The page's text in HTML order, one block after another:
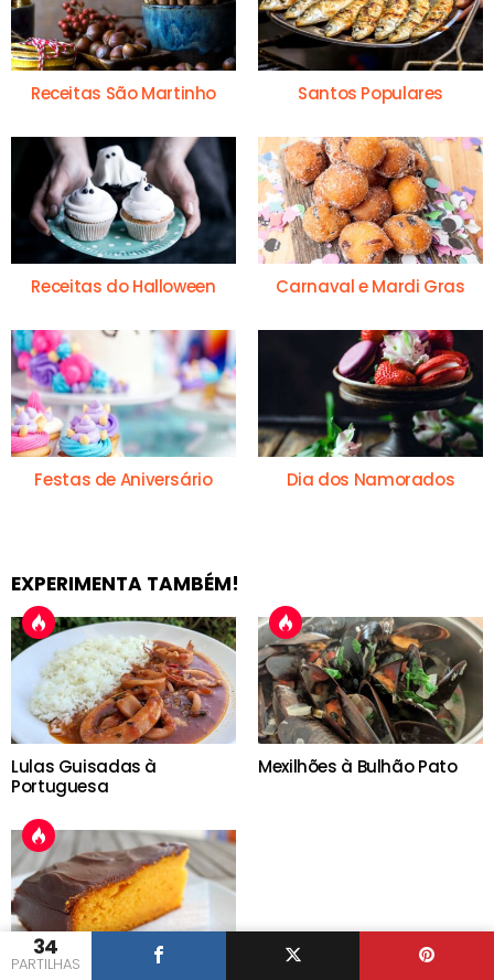
34
PARTILHAS
Receitas São Martinho Santos Populares
Receitas do Halloween Carnaval e Mardi Gras
Festas de Aniversário Dia dos Namorados
EXPERIMENTA TAMBÉM!
Lulas Guisadas à
Portuguesa
Mexilhões à Bulhão Pato